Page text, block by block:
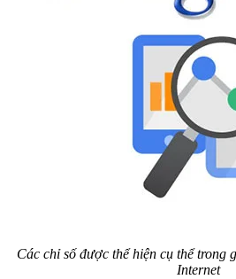
Các chỉ số được thể hiện cụ thể trong
Internet